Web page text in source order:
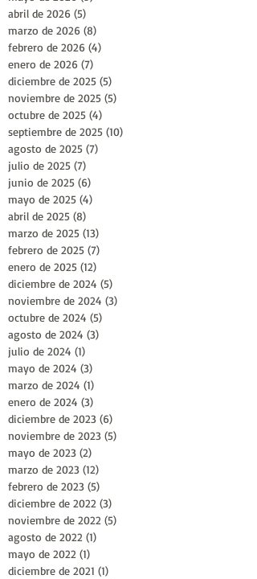
abril de 2026 (5)
marzo de 2026 (8)
febrero de 2026 (4)
enero de 2026 (7)
diciembre de 2025 (5)
noviembre de 2025 (5)
octubre de 2025 (4)
septiembre de 2025 (10)
agosto de 2025 (7)
julio de 2025 (7)
junio de 2025 (6)
mayo de 2025 (4)
abril de 2025 (8)
marzo de 2025 (13)
febrero de 2025 (7)
enero de 2025 (12)
diciembre de 2024 (5)
noviembre de 2024 (3)
octubre de 2024 (5)
agosto de 2024 (3)
julio de 2024 (1)
mayo de 2024 (3)
marzo de 2024 (1)
enero de 2024 (3)
diciembre de 2023 (6)
noviembre de 2023 (5)
mayo de 2023 (2)
marzo de 2023 (12)
febrero de 2023 (5)
diciembre de 2022 (3)
noviembre de 2022 (5)
agosto de 2022 (1)
mayo de 2022 (1)
diciembre de 2021 (1)